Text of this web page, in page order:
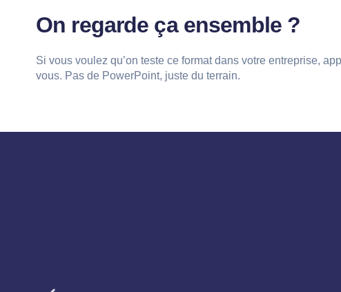
On regarde ça ensemble ?
Si vous voulez qu’on teste ce format dans votre entreprise,
vous. Pas de PowerPoint, juste du terrain.